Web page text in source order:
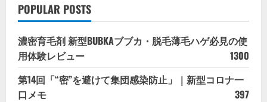
POPULAR POSTS
濃密育毛剤 新型BUBKAブブカ・脱毛薄毛ハゲ必見の使
用体験レビュー
1300
第14回「“密”を避けて集団感染防止」｜新型コロナ一
口メモ
397